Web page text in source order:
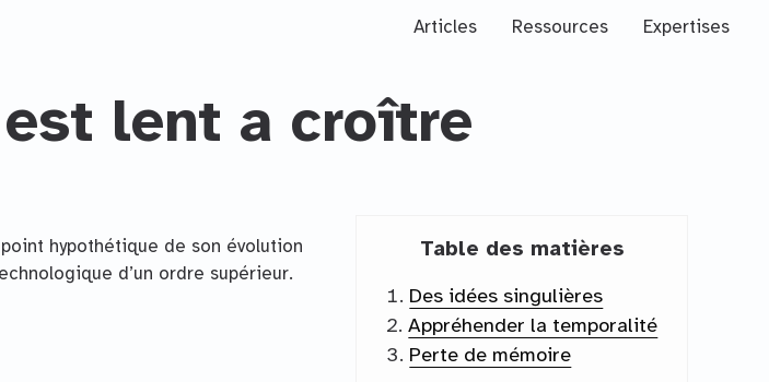
Articles Ressources Expertises
lent a croître
Table des matières
Des idées singulières
Appréhender la temporalité
Perte de mémoire
hypothétique de son évolution
d’un ordre supérieur.